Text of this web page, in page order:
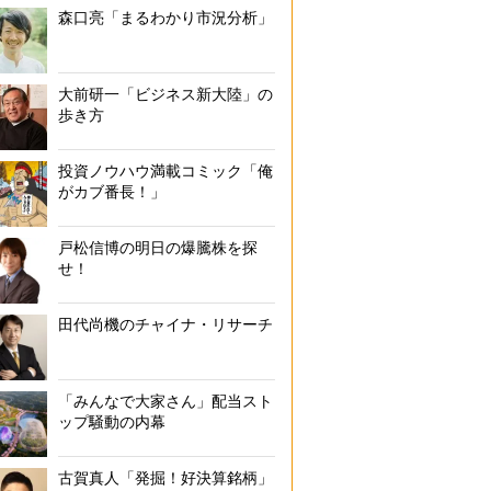
森口亮「まるわかり市況分析」
大前研一「ビジネス新大陸」の
歩き方
投資ノウハウ満載コミック「俺
がカブ番長！」
戸松信博の明日の爆騰株を探
せ！
田代尚機のチャイナ・リサーチ
「みんなで大家さん」配当スト
ップ騒動の内幕
古賀真人「発掘！好決算銘柄」